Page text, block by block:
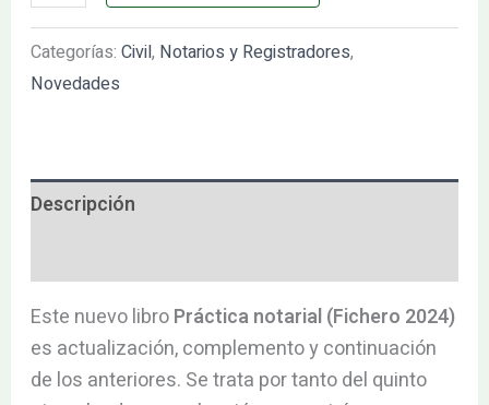
Categorías: Civil, Notarios y Registradores,
Novedades
Descripción
Este nuevo libroPráctica notarial (Fichero 2024)
es actualización, complemento y continuación
de los anteriores. Se trata por tanto del quinto